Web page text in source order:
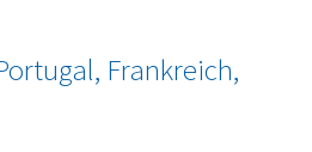
Frankreich,